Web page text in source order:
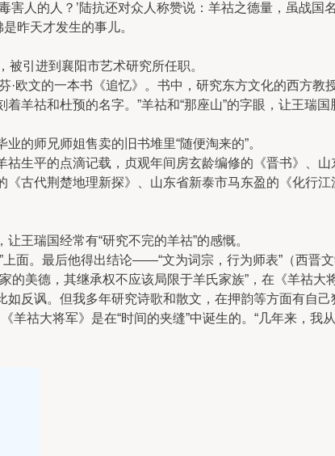
人的人？’陆抗还对众人称赞说：羊祜之德量，虽战国
昨天才发生的事儿。
引进到襄阳市艺术研究所任职。
文的一本书《追忆》。书中，研究东方文化的西方教
祜和杜预的名字。”羊祜和“那座山”的字眼，让王瑞国
师兄师姐售卖的旧书堆里“随便淘来的”。
平的点滴记载，贞观年间房玄龄编修的《晋书》、山
古代荆楚地理新探》、山东省新泰市马东盈的《化行
瑞国经常有“研究不完的羊祜”的感慨。
。最后他得出结论——“文为词宗，行为师表”（西晋
美德，其继承权不应该局限于羊氏家族”，在《羊祜大
反讽。但我多年研究诗歌和散文，在押韵等方面有自己
祜大将军》是在“时间的夹缝”中诞生的。“几年来，我